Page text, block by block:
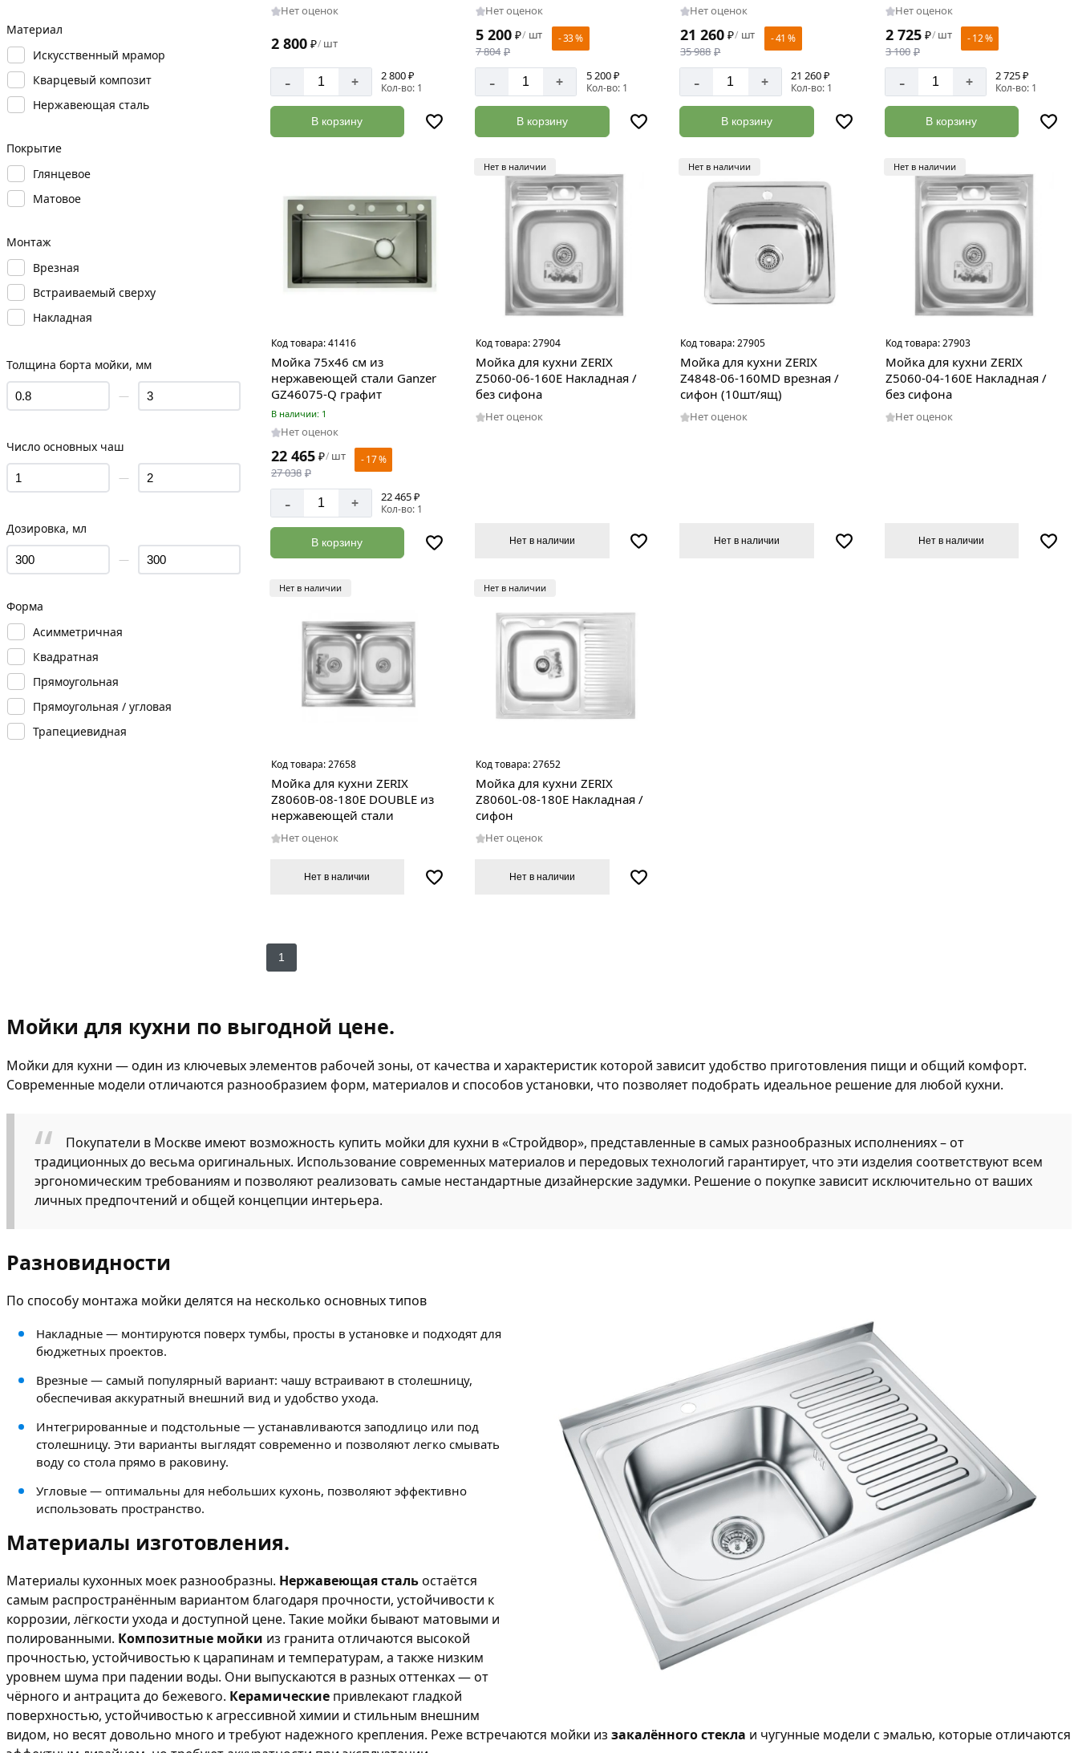
Материал
Искусственный мрамор
Кварцевый композит
Нержавеющая сталь
Покрытие
Глянцевое
Матовое
Монтаж
Врезная
Встраиваемый сверху
Накладная
Толщина борта мойки, мм
—
Число основных чаш
—
Дозировка, мл
—
Форма
Асимметричная
Квадратная
Прямоугольная
Прямоугольная / угловая
Трапециевидная
Нет оценок
2 800 ₽/ шт
- + 2 800 ₽
Кол-во: 1
В корзину
Нет оценок
5 200 ₽/ шт
7 804 ₽
- 33 %
- + 5 200 ₽
Кол-во: 1
В корзину
Нет оценок
21 260 ₽/ шт
35 988 ₽
- 41 %
- + 21 260 ₽
Кол-во: 1
В корзину
Нет оценок
2 725 ₽/ шт
3 100 ₽
- 12 %
- + 2 725 ₽
Кол-во: 1
В корзину
Код товара:41416
Мойка 75х46 см из
нержавеющей стали Ganzer
GZ46075-Q графит
В наличии: 1
Нет оценок
22 465 ₽/ шт
27 038 ₽
- 17 %
- + 22 465 ₽
Кол-во: 1
В корзину
Нет в наличии
Код товара:27904
Мойка для кухни ZERIX
Z5060-06-160E Накладная /
без сифона
Нет оценок
Нет в наличии
Нет в наличии
Код товара:27905
Мойка для кухни ZERIX
Z4848-06-160MD врезная /
сифон (10шт/ящ)
Нет оценок
Нет в наличии
Нет в наличии
Код товара:27903
Мойка для кухни ZERIX
Z5060-04-160E Накладная /
без сифона
Нет оценок
Нет в наличии
Нет в наличии
Код товара:27658
Мойка для кухни ZERIX
Z8060B-08-180E DOUBLE из
нержавеющей стали
Нет оценок
Нет в наличии
Нет в наличии
Код товара:27652
Мойка для кухни ZERIX
Z8060L-08-180E Накладная /
сифон
Нет оценок
Нет в наличии
1
Мойки для кухни по выгодной цене.
Мойки для кухни — один из ключевых элементов рабочей зоны, от качества и характеристик которой зависит удобство приготовления пищи и общий комфорт.
Современные модели отличаются разнообразием форм, материалов и способов установки, что позволяет подобрать идеальное решение для любой кухни.
Покупатели в Москве имеют возможность купить мойки для кухни в «Стройдвор», представленные в самых разнообразных исполнениях – от
традиционных до весьма оригинальных. Использование современных материалов и передовых технологий гарантирует, что эти изделия соответствуют всем
эргономическим требованиям и позволяют реализовать самые нестандартные дизайнерские задумки. Решение о покупке зависит исключительно от ваших
личных предпочтений и общей концепции интерьера.
Разновидности
По способу монтажа мойки делятся на несколько основных типов
Накладные — монтируются поверх тумбы, просты в установке и подходят для
бюджетных проектов.
Врезные — самый популярный вариант: чашу встраивают в столешницу,
обеспечивая аккуратный внешний вид и удобство ухода.
Интегрированные и подстольные — устанавливаются заподлицо или под
столешницу. Эти варианты выглядят современно и позволяют легко смывать
воду со стола прямо в раковину.
Угловые — оптимальны для небольших кухонь, позволяют эффективно
использовать пространство.
Материалы изготовления.
Материалы кухонных моек разнообразны. Нержавеющая стальостаётся
самым распространённым вариантом благодаря прочности, устойчивости к
коррозии, лёгкости ухода и доступной цене. Такие мойки бывают матовыми и
полированными. Композитные мойки из гранита отличаются высокой
прочностью, устойчивостью к царапинам и температурам, а также низким
уровнем шума при падении воды. Они выпускаются в разных оттенках — от
чёрного и антрацита до бежевого. Керамические привлекают гладкой
поверхностью, устойчивостью к агрессивной химии и стильным внешним
видом, но весят довольно много и требуют надежного крепления. Реже встречаются мойки из закалённого стекла и чугунные модели с эмалью, которые отличаются